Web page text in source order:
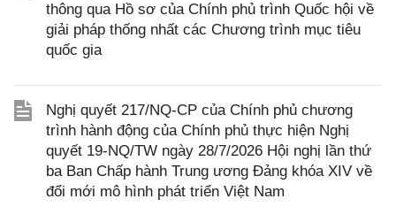
thông qua Hồ sơ của Chính phủ trình Quốc hội về
giải pháp thống nhất các Chương trình mục tiêu
quốc gia
Nghị quyết 217/NQ-CP của Chính phủ chương
trình hành động của Chính phủ thực hiện Nghị
quyết 19-NQ/TW ngày 28/7/2026 Hội nghị lần thứ
ba Ban Chấp hành Trung ương Đảng khóa XIV về
đổi mới mô hình phát triển Việt Nam